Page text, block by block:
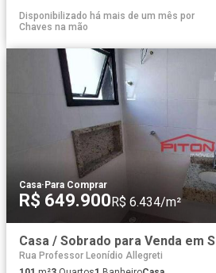
Disponibilizado há mais de um mês por
Chaves na mão
Casa·Para Comprar
R$ 649.900R$ 6.434/m²
Rua Professor Leonídio Allegreti